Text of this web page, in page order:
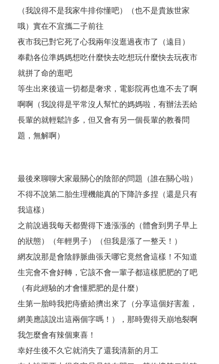
（我說得不是我家牛排你懂吧）（也不是貴族世家
哦）實在不宜攜二子前往
夜市我已對它死了心我兩年沒逛過夜市了（遠目）
奉勸各位準媽媽想吃什麼快去吃想玩什麼快去玩夜市
就拼了命的逛吧
等生出來後這一切都是奢求，電影院再也進不去了啊
啊啊（我說得是平常沒人幫忙的媽媽啦，有辦法丟給
長輩的就輕鬆許多，但又會有另一個長輩的教養問
題，無解啊）
最後來聊聊大家最關心的陰部的問題（誰在關心啦）
不得不說第二胎生理機能真的下降許多捏（還是只有
我這樣）
之前說過我每天都覺得下邊漲漲的（體會到男子早上
的狀態）（年輕男子）（但我是漲了一整天！）
網友說那是會陰靜脈曲張天哪它竟然會這樣！不知道
生完會不會好轉，它該不會一輩子都這樣肥肥的了吧
（有此經驗的才會懂肥肥的是什麼）
生第一胎時我把痔瘡給擠出來了（分享這個好害羞，
網美應該說出這兩個字嗎！），那時覺得天崩地裂啊
我怎麼會有辣個東喜！
幸好生後不久它就消失了還我清新的月工